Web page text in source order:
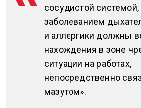
сосудистой
заболеванием
и аллергики должны
нахождения в зоне
ситуации на работах,
непосредственно
мазутом».